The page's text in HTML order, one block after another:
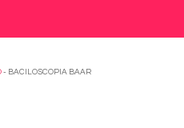
- BACILOSCOPIA BAAR